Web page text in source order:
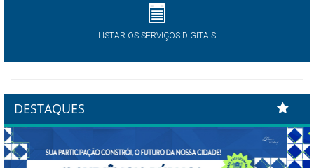
LISTAR OS SERVIÇOS DIGITAIS
DESTAQUES